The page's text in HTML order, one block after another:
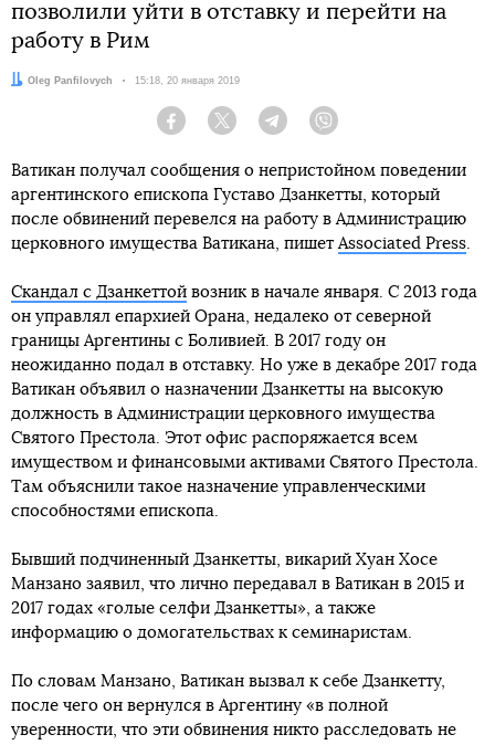
позволили уйти в отставку и перейти на
работу в Рим
Автор:
Oleg Panfilovych Дата:
15:18, 20 января 2019
Facebook Twitter Telegram
Ватикан получал сообщения о непристойном поведении
аргентинского епископа Густаво Дзанкетты, который
после обвинений перевелся на работу в Администрацию
церковного имущества Ватикана, пишетAssociated Press.
Скандал с Дзанкеттой возник в начале января. С 2013 года
он управлял епархией Орана, недалеко от северной
границы Аргентины с Боливией. В 2017 году он
неожиданно подал в отставку. Но уже в декабре 2017 года
Ватикан объявил о назначении Дзанкетты на высокую
должность в Администрации церковного имущества
Святого Престола. Этот офис распоряжается всем
имуществом и финансовыми активами Святого Престола.
Там объяснили такое назначение управленческими
способностями епископа.
Бывший подчиненный Дзанкетты, викарий Хуан Хосе
Манзано заявил, что лично передавал в Ватикан в 2015 и
2017 годах «голые селфи Дзанкетты», а также
информацию о домогательствах к семинаристам.
По словам Манзано, Ватикан вызвал к себе Дзанкетту,
после чего он вернулся в Аргентину «в полной
уверенности, что эти обвинения никто расследовать не